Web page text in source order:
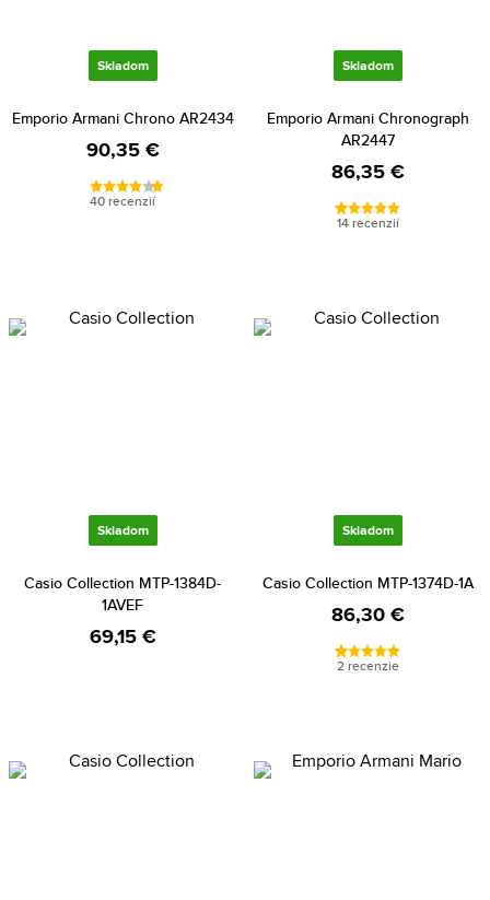
Skladom
Emporio Armani Chrono AR2434
90,35 €
40 recenzií
Skladom
Emporio Armani Chronograph
AR2447
86,35 €
14 recenzií
Skladom
Casio Collection MTP-1384D-
1AVEF
69,15 €
Skladom
Casio Collection MTP-1374D-1A
86,30 €
2 recenzie